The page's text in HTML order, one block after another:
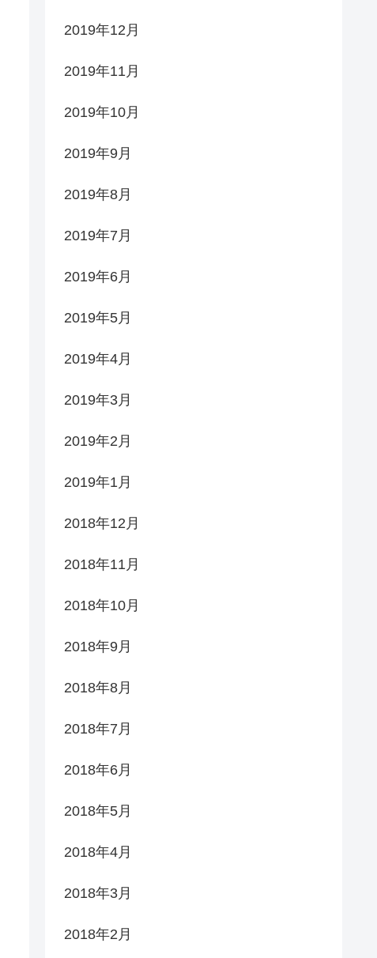
2019年12月
2019年11月
2019年10月
2019年9月
2019年8月
2019年7月
2019年6月
2019年5月
2019年4月
2019年3月
2019年2月
2019年1月
2018年12月
2018年11月
2018年10月
2018年9月
2018年8月
2018年7月
2018年6月
2018年5月
2018年4月
2018年3月
2018年2月